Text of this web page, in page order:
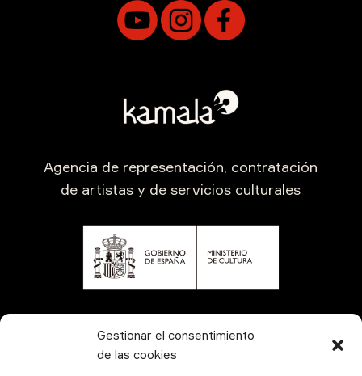
Gestionar el consentimiento
de las cookies
Agencia de representación, contratación
de artistas y de servicios culturales